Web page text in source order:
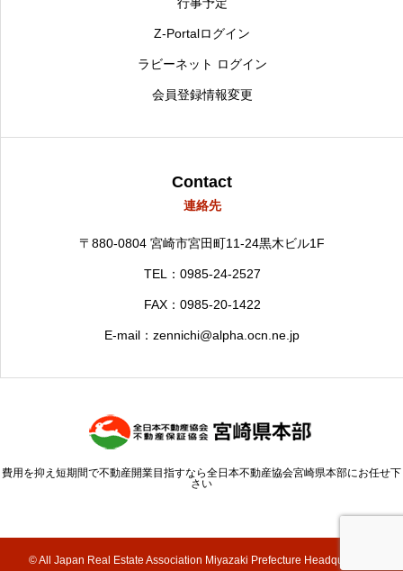
Z-Portalログイン
ラビーネット ログイン
会員登録情報変更
Contact
連絡先
〒880-0804 宮崎市宮田町11-24黒木ビル1F
TEL：0985-24-2527
FAX：0985-20-1422
E-mail：zennichi@alpha.ocn.ne.jp
費用を抑え短期間で不動産開業目指すなら全日本不動産協会宮崎県本部にお任せ下
さい
© All Japan Real Estate Association Miyazaki Prefecture Headquarters.